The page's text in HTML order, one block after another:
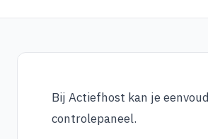
Bij Actiefhost kan je
controlepaneel.